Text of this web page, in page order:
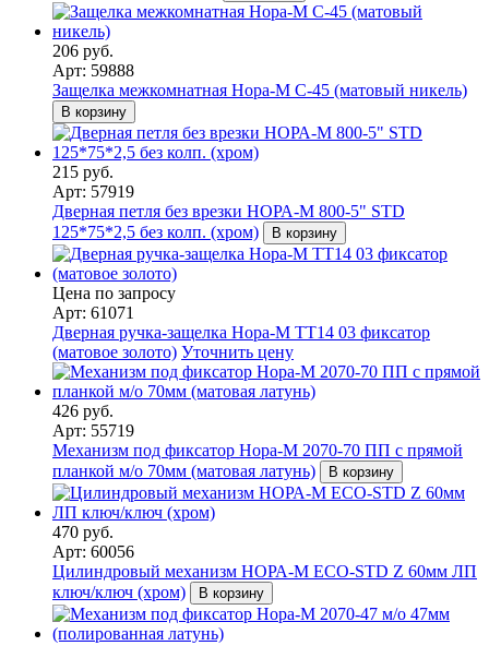
206 руб.
Арт: 59888
Защелка межкомнатная Нора-М С-45 (матовый никель)
В корзину
215 руб.
Арт: 57919
Дверная петля без врезки НОРА-М 800-5" STD
125*75*2,5 без колп. (хром)
В корзину
Цена по запросу
Арт: 61071
Дверная ручка-защелка Нора-М ТТ14 03 фиксатор
(матовое золото) Уточнить цену
426 руб.
Арт: 55719
Механизм под фиксатор Нора-М 2070-70 ПП с прямой
планкой м/о 70мм (матовая латунь)
В корзину
470 руб.
Арт: 60056
Цилиндровый механизм НОРА-М ЕСО-STD Z 60мм ЛП
ключ/ключ (хром)
В корзину